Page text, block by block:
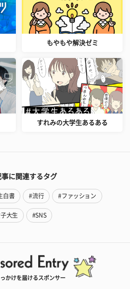
もやもや解決ゼミ
すれみの大学生あるある
事に関連するタグ
白書 #流行 #ファッション
大生 #SNS
かけを届けるスポンサー